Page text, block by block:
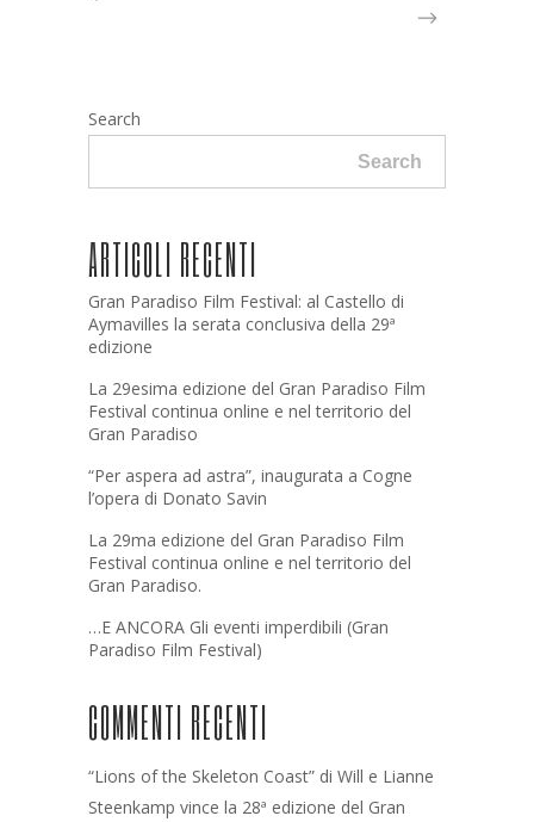
Search
Search
ARTICOLI RECENTI
Gran Paradiso Film Festival: al Castello di
Aymavilles la serata conclusiva della 29ª
edizione
La 29esima edizione del Gran Paradiso Film
Festival continua online e nel territorio del
Gran Paradiso
“Per aspera ad astra”, inaugurata a Cogne
l’opera di Donato Savin
La 29ma edizione del Gran Paradiso Film
Festival continua online e nel territorio del
Gran Paradiso.
…E ANCORA Gli eventi imperdibili (Gran
Paradiso Film Festival)
COMMENTI RECENTI
“Lions of the Skeleton Coast” di Will e Lianne
Steenkamp vince la 28ª edizione del Gran